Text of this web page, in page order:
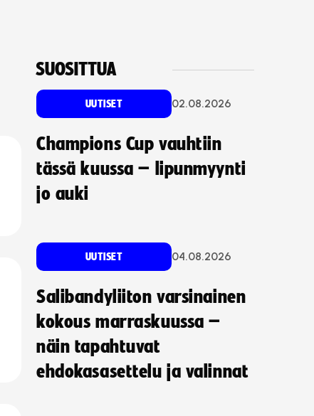
SUOSITTUA
UUTISET 02.08.2026
Champions Cup vauhtiin
tässä kuussa – lipunmyynti
jo auki
UUTISET 04.08.2026
Salibandyliiton varsinainen
kokous marraskuussa –
näin tapahtuvat
ehdokasasettelu ja valinnat